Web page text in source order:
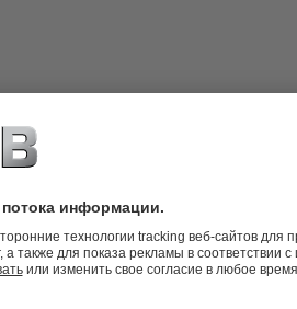
насос с резьбовым
напора.